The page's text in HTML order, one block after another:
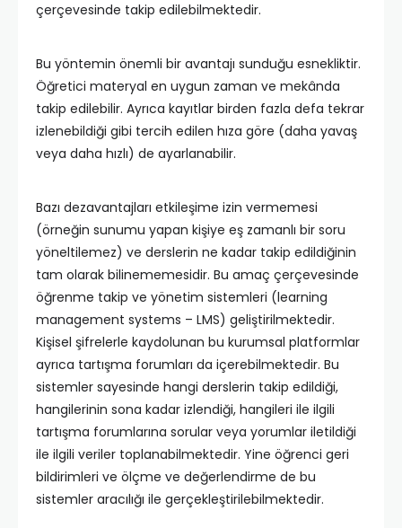
çerçevesinde takip edilebilmektedir.
Bu yöntemin önemli bir avantajı sunduğu esnekliktir.
Öğretici materyal en uygun zaman ve mekânda
takip edilebilir. Ayrıca kayıtlar birden fazla defa tekrar
izlenebildiği gibi tercih edilen hıza göre (daha yavaş
veya daha hızlı) de ayarlanabilir.
Bazı dezavantajları etkileşime izin vermemesi
(örneğin sunumu yapan kişiye eş zamanlı bir soru
yöneltilemez) ve derslerin ne kadar takip edildiğinin
tam olarak bilinememesidir. Bu amaç çerçevesinde
öğrenme takip ve yönetim sistemleri (learning
management systems – LMS) geliştirilmektedir.
Kişisel şifrelerle kaydolunan bu kurumsal platformlar
ayrıca tartışma forumları da içerebilmektedir. Bu
sistemler sayesinde hangi derslerin takip edildiği,
hangilerinin sona kadar izlendiği, hangileri ile ilgili
tartışma forumlarına sorular veya yorumlar iletildiği
ile ilgili veriler toplanabilmektedir. Yine öğrenci geri
bildirimleri ve ölçme ve değerlendirme de bu
sistemler aracılığı ile gerçekleştirilebilmektedir.